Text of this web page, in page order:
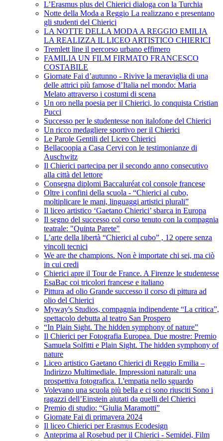
L’Erasmus plus del Chierici dialoga con la Turchia
Notte della Moda a Reggio La realizzano e presentano
gli studenti del Chierici
LA NOTTE DELLA MODA A REGGIO EMILIA
LA REALIZZA IL LICEO ARTISTICO CHIERICI
Tremlett line il percorso urbano effimero
FAMILIA UN FILM FIRMATO FRANCESCO
COSTABILE
Giornate Fai d’autunno - Rivive la meraviglia di una
delle attrici più famose d’Italia nel mondo: Maria
Melato attraverso i costumi di scena
Un oro nella poesia per il Chierici, lo conquista Cristian
Pucci
Successo per le studentesse non italofone del Chierici
Un ricco medagliere sportivo per il Chierici
Le Parole Gentili del Liceo Chierici
Bellacoopia a Casa Cervi con le testimonianze di
Auschwitz
Il Chierici partecipa per il secondo anno consecutivo
alla città del lettore
Consegna diplomi Baccaluréat col console francese
Oltre i confini della scuola - “Chierici al cubo,
moltiplicare le mani, linguaggi artistici plurali”
Il liceo artistico ‘Gaetano Chierici’ sbarca in Europa
Il segno del successo col corso tenuto con la compagnia
teatrale: "Quinta Parete"
L’arte della libertà “Chierici al cubo” , 12 opere senza
vincoli tecnici
We are the champions. Non è importate chi sei, ma ciò
in cui credi
Chierici apre il Tour de France. A Firenze le studentesse
EsaBac coi tricolori francese e italiano
Pittura ad olio Grande successo il corso di pittura ad
olio del Chierici
Myway's Studios, compagnia indipendente “La critica”,
spettacolo debutta al teatro San Prospero
“In Plain Sight. The hidden symphony of nature”
Il Chierici per Fotografia Europea. Due mostre: Premio
Samuela Solfitti e Plain Sight. The hidden symphony of
nature
Liceo artistico Gaetano Chierici di Reggio Emilia –
Indirizzo Multimediale. Impressioni naturali: una
prospettiva fotografica. L'empatia nello sguardo
Volevano una scuola più bella e ci sono riusciti Sono i
ragazzi dell’Einstein aiutati da quelli del Chierici
Premio di studio: “Giulia Maramotti”
Giornate Fai di primavera 2024
Il liceo Chierici per Erasmus Ecodesign
Anteprima al Rosebud per il Chierici - Semidei, Film